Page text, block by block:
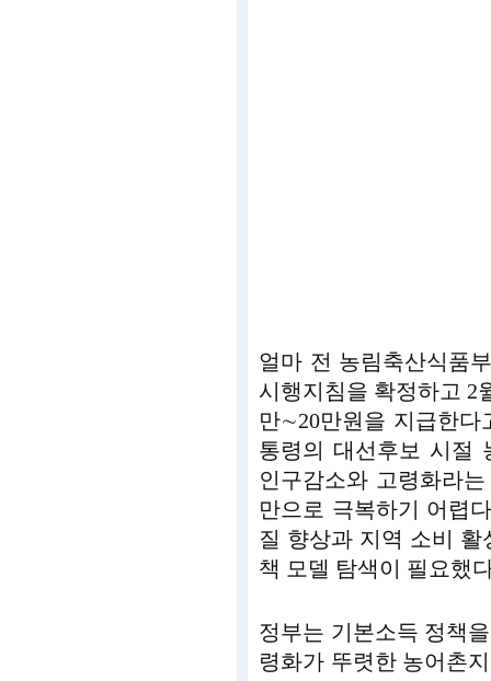
얼마 전 농림축산식품
시행지침을 확정하고 2
만∼20만원을 지급한다
통령의 대선후보 시절
인구감소와 고령화라
만으로 극복하기 어렵
질 향상과 지역 소비
책 모델 탐색이 필요했
정부는 기본소득 정책
령화가 뚜렷한 농어촌